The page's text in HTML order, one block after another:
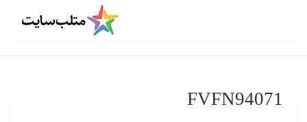
FVFN94071